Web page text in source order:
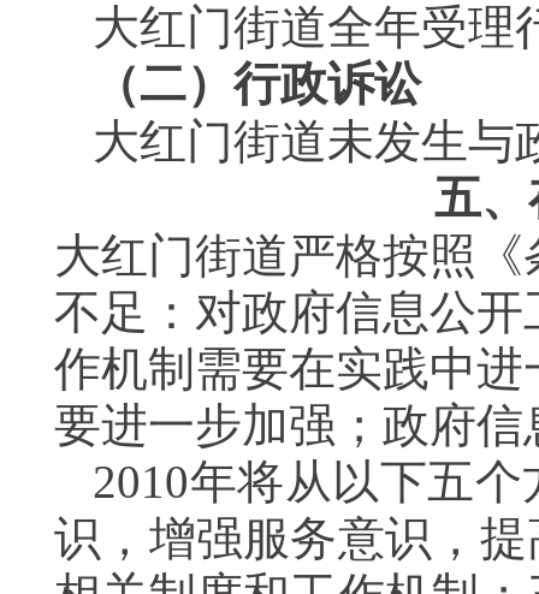
大红门街道全年受理
（二）行政诉讼
大红门街道未发生与
五
大红门街道严格按照
不足：对政府信息公
作机制需要在实践中
要进一步加强；政府
2010年将从以下五
识，增强服务意识，